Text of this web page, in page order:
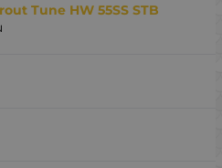
Tune HW 55SS STB